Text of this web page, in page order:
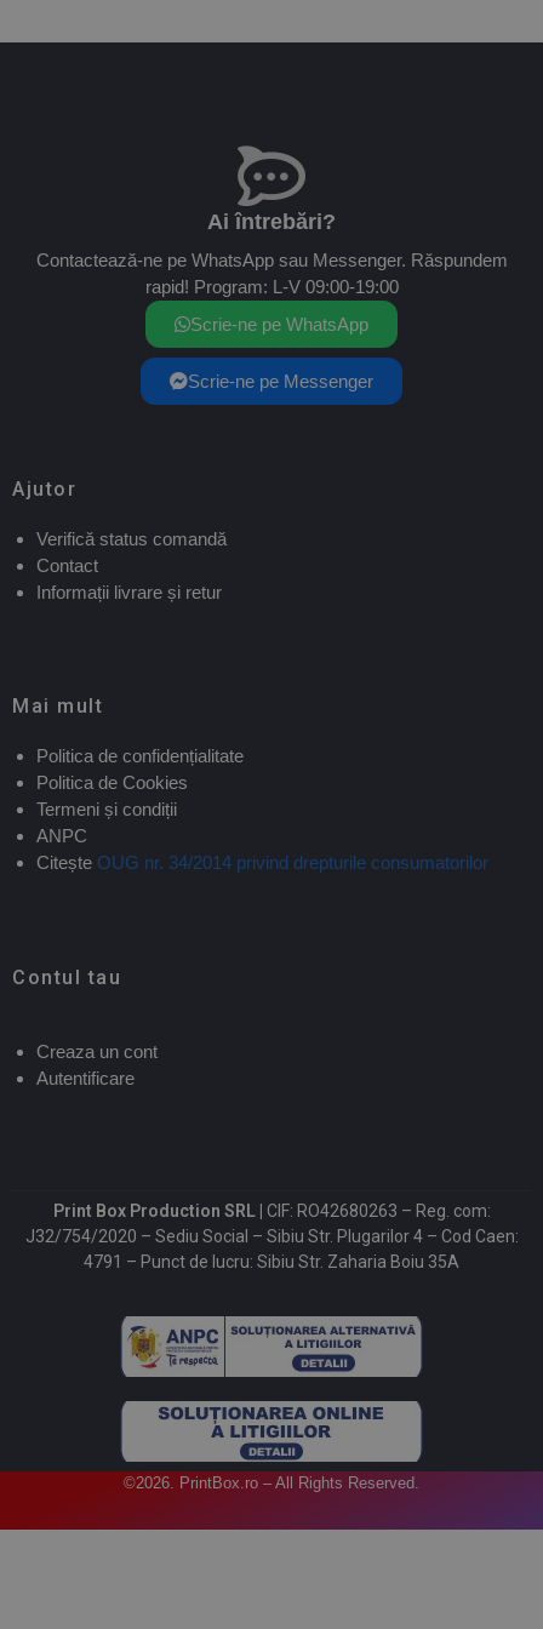
Ai întrebări?
Contactează-ne pe WhatsApp sau Messenger. Răspundem
rapid! Program: L-V 09:00-19:00
Scrie-ne pe WhatsApp
Scrie-ne pe Messenger
Ajutor
Verifică status comandă
Contact
Informații livrare și retur
Mai mult
Politica de confidențialitate
Politica de Cookies
Termeni și condiții
ANPC
Citește OUG nr. 34/2014 privind drepturile consumatorilor
Contul tau
Creaza un cont
Autentificare
Print Box Production SRL | CIF: RO42680263 – Reg. com:
J32/754/2020 – Sediu Social – Sibiu Str. Plugarilor 4 – Cod Caen:
4791 – Punct de lucru: Sibiu Str. Zaharia Boiu 35A
©2026. PrintBox.ro – All Rights Reserved.